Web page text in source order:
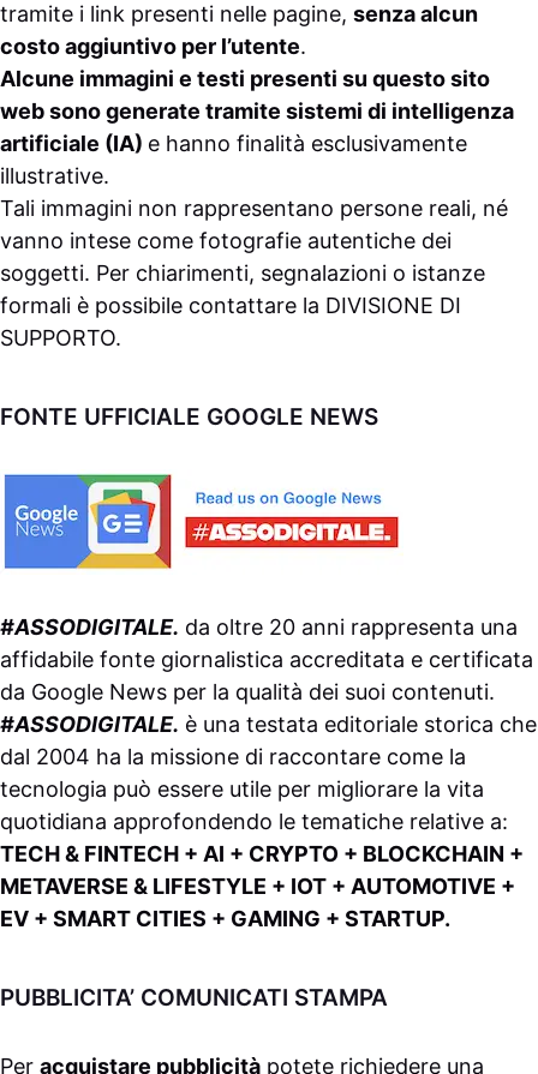
tramite i link presenti nelle pagine, senza alcun
costo aggiuntivo per l’utente.
Alcune immagini e testi presenti su questo sito
web sono generate tramite sistemi di intelligenza
artificiale (IA) e hanno finalità esclusivamente
illustrative.
Tali immagini non rappresentano persone reali, né
vanno intese come fotografie autentiche dei
soggetti. Per chiarimenti, segnalazioni o istanze
formali è possibile contattare la DIVISIONE DI
SUPPORTO.
FONTE UFFICIALE GOOGLE NEWS
#ASSODIGITALE. da oltre 20 anni rappresenta una
affidabile fonte giornalistica accreditata e certificata
da Google News per la qualità dei suoi contenuti.
#ASSODIGITALE. è una testata editoriale storica che
dal 2004 ha la missione di raccontare come la
tecnologia può essere utile per migliorare la vita
quotidiana approfondendo le tematiche relative a:
TECH & FINTECH + AI + CRYPTO + BLOCKCHAIN +
METAVERSE & LIFESTYLE + IOT + AUTOMOTIVE +
EV + SMART CITIES + GAMING + STARTUP.
PUBBLICITA’ COMUNICATI STAMPA
Per acquistare pubblicità potete richiedere una